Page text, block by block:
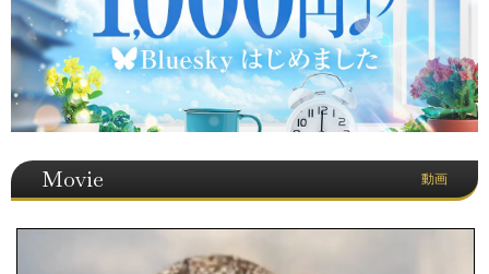
Movie 動画